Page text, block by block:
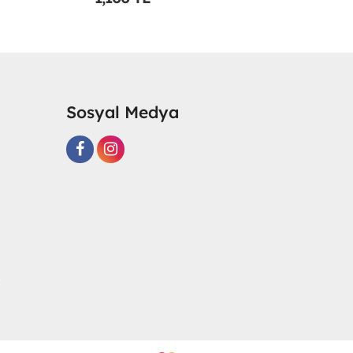
Sosyal Medya